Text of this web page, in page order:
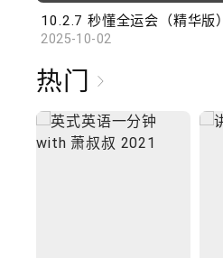
10.2.7 秒懂全运会（精华版）
2025-10-02
热门